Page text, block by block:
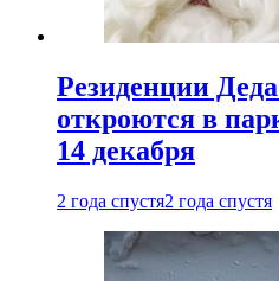
Резиденции
откроются в
14 декабря
2 года спустя2 года спустя